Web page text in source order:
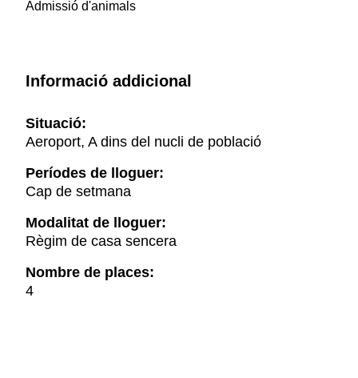
Admissió d'animals
Informació addicional
Situació:
Aeroport, A dins del nucli de població
Períodes de lloguer:
Cap de setmana
Modalitat de lloguer:
Règim de casa sencera
Nombre de places:
4